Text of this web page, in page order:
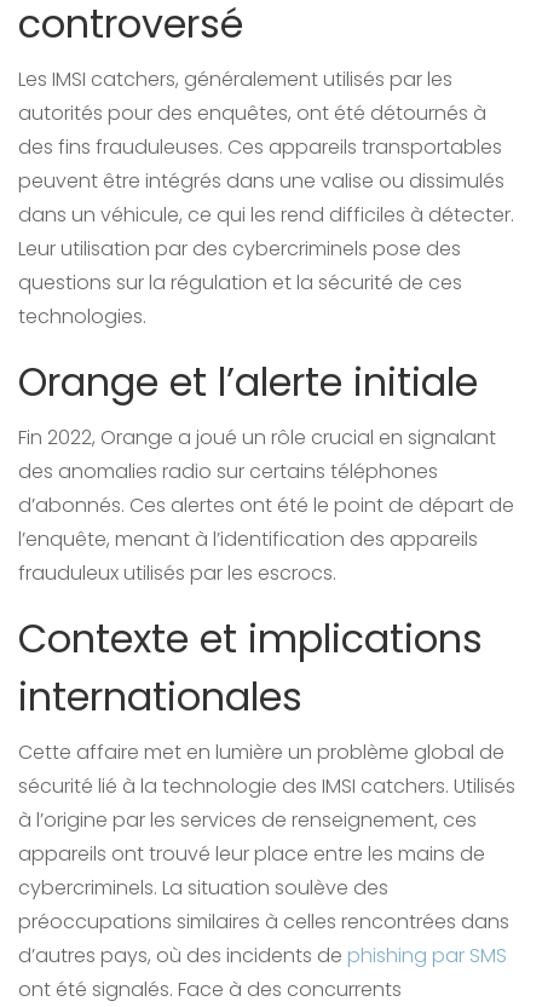
controversé
Les IMSI catchers, généralement utilisés par les
autorités pour des enquêtes, ont été détournés à
des fins frauduleuses. Ces appareils transportables
peuvent être intégrés dans une valise ou dissimulés
dans un véhicule, ce qui les rend difficiles à détecter.
Leur utilisation par des cybercriminels pose des
questions sur la régulation et la sécurité de ces
technologies.
Orange et l’alerte initiale
Fin 2022, Orange a joué un rôle crucial en signalant
des anomalies radio sur certains téléphones
d’abonnés. Ces alertes ont été le point de départ de
l’enquête, menant à l’identification des appareils
frauduleux utilisés par les escrocs.
Contexte et implications
internationales
Cette affaire met en lumière un problème global de
sécurité lié à la technologie des IMSI catchers. Utilisés
à l’origine par les services de renseignement, ces
appareils ont trouvé leur place entre les mains de
cybercriminels. La situation soulève des
préoccupations similaires à celles rencontrées dans
d’autres pays, où des incidents de phishing par SMS
ont été signalés. Face à des concurrents